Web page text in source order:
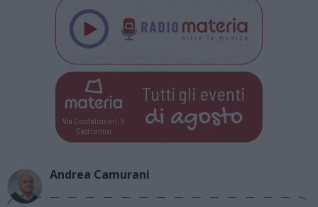
Via Confalonieri, 5
Castronno
Tutti gli eventi
di agosto
Andrea Camurani